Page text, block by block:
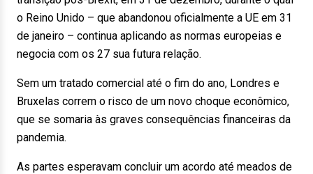
o Reino Unido – que abandonou oficialmente a UE em 31
de janeiro – continua aplicando as normas europeias e
negocia com os 27 sua futura relação.
Sem um tratado comercial até o fim do ano, Londres e
Bruxelas correm o risco de um novo choque econômico,
que se somaria às graves consequências financeiras da
pandemia.
As partes esperavam concluir um acordo até meados de